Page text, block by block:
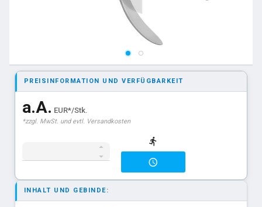
PREISINFORMATION UND VERFÜGBARKEIT
a.A. EUR*/Stk.
*zzgl. MwSt. und evtl. Versandkosten
INHALT UND GEBINDE: